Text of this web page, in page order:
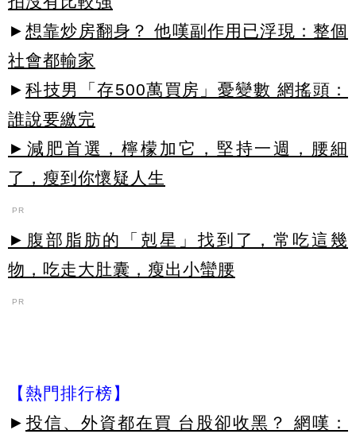
► 想靠炒房翻身？ 他嘆副作用已浮現：整個
社會都輸家
► 科技男「存500萬買房」憂變數 網搖頭：
誰說要繳完
►減肥首選，檸檬加它，堅持一週，腰細
了，瘦到你懷疑人生
PR
►腹部脂肪的「剋星」找到了，常吃這幾
物，吃走大肚囊，瘦出小蠻腰
PR
【熱門排行榜】
► 投信、外資都在買 台股卻收黑？ 網嘆：